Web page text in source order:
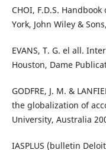
CHOI, F.D.S.
York, John Wiley &
EVANS, T. G. el all.
Houston, Dame
GODFRE, J. M. &
the globalization of
University, Australia
IASPLUS (bulletin